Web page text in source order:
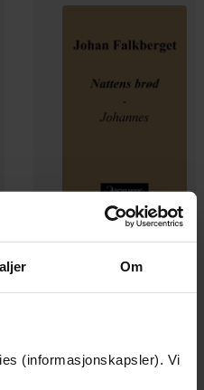
Om
(informasjonskapsler). Vi
Nattens brød
Johan Falkberget